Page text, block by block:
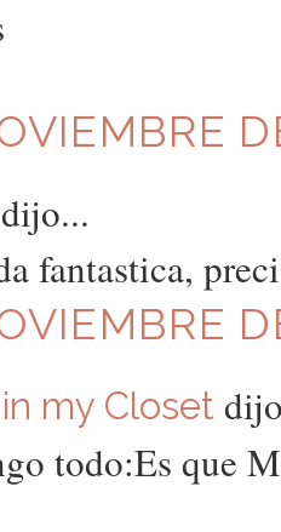
fantastica,
my Closet
todo:Es que